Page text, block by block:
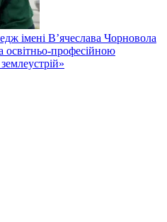
імені В’ячеслава Чорновола
освітньо-професійною